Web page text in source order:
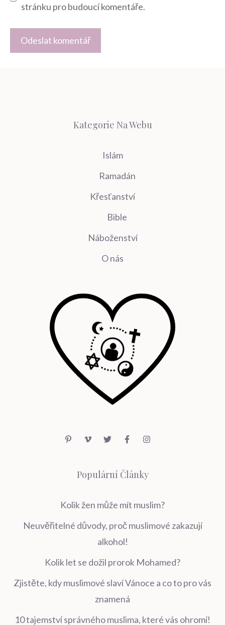
stránku pro budoucí komentáře.
Kategorie Na Webu
Islám
Ramadán
Křesťanství
Bible
Náboženství
O nás
Populární Články
Kolik žen může mít muslim?
Neuvěřitelné důvody, proč muslimové zakazují
alkohol!
Kolik let se dožil prorok Mohamed?
Zjistěte, kdy muslimové slaví Vánoce a co to pro vás
znamená
10 tajemství správného muslima, které vás ohromí!